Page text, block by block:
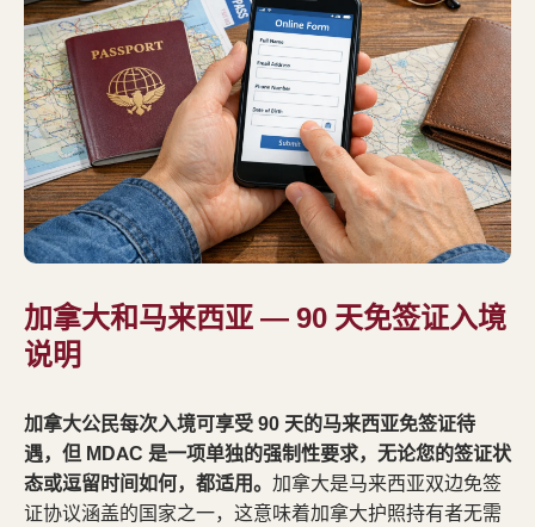
加拿大和马来西亚 — 90 天免签证入境
说明
加拿大公民每次入境可享受 90 天的马来西亚免签证待
遇，但 MDAC 是一项单独的强制性要求，无论您的签证状
态或逗留时间如何，都适用。 加拿大是马来西亚双边免签
证协议涵盖的国家之一，这意味着加拿大护照持有者无需